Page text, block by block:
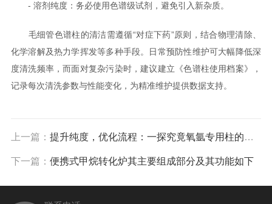
- 溶剂纯度：务必使用色谱级试剂，避免引入新杂质。
毛细管色谱柱的清洁需遵循“对症下药”原则，结合物理清除、
化学溶解及热力学挥发等多种手段。日常预防性维护可大幅降低深
度清洗频率，而面对复杂污染时，建议建立《色谱柱使用档案》，
记录每次清洗参数与性能变化，为精准维护提供数据支持。
上一篇： 提升纯度，优化流程：一探究竟氧氩专用柱的应用奥秘
下一篇： 便携式甲烷转化炉其主要组成部分及其功能如下